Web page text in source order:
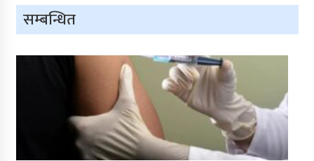
सम्बन्धित